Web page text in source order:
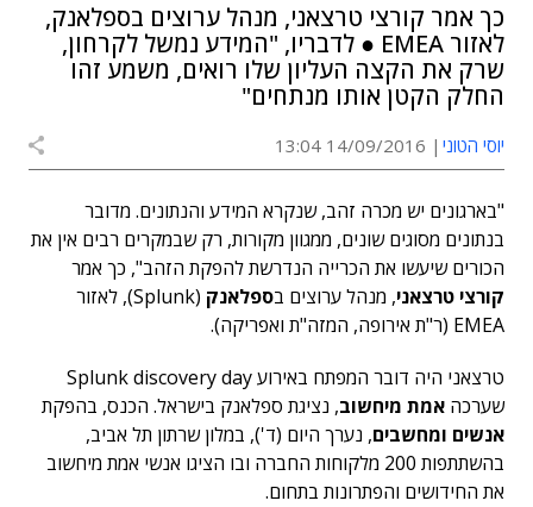
כך אמר קורצי טרצאני, מנהל ערוצים בספלאנק,
לאזור EMEA ● לדבריו, "המידע נמשל לקרחון,
שרק את הקצה העליון שלו רואים, משמע זהו
החלק הקטן אותו מנתחים"
יוסי הטוני 14/09/2016 13:04
"בארגונים יש מכרה זהב, שנקרא המידע והנתונים. מדובר
בנתונים מסוגים שונים, ממגוון מקורות, רק שבמקרים רבים אין את
הכורים שיעשו את הכרייה הנדרשת להפקת הזהב", כך אמר
קורצי טרצאני, מנהל ערוצים בספלאנק
(Splunk), לאזור
EMEA (ר"ת אירופה, המזה"ת ואפריקה).
טרצאני היה דובר המפתח באירוע Splunk discovery day
שערכה אמת מיחשוב, נציגת ספלאנק בישראל. הכנס, בהפקת
אנשים ומחשבים, נערך היום (ד'), במלון שרתון תל אביב,
בהשתתפות 200 מלקוחות החברה ובו הציגו אנשי אמת מיחשוב
את החידושים והפתרונות בתחום.